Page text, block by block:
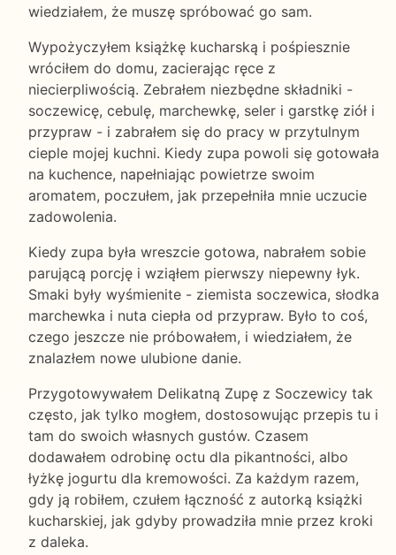
wiedziałem, że muszę spróbować go sam.
Wypożyczyłem książkę kucharską i pośpiesznie
wróciłem do domu, zacierając ręce z
niecierpliwością. Zebrałem niezbędne składniki -
soczewicę, cebulę, marchewkę, seler i garstkę ziół i
przypraw - i zabrałem się do pracy w przytulnym
cieple mojej kuchni. Kiedy zupa powoli się gotowała
na kuchence, napełniając powietrze swoim
aromatem, poczułem, jak przepełniła mnie uczucie
zadowolenia.
Kiedy zupa była wreszcie gotowa, nabrałem sobie
parującą porcję i wziąłem pierwszy niepewny łyk.
Smaki były wyśmienite - ziemista soczewica, słodka
marchewka i nuta ciepła od przypraw. Było to coś,
czego jeszcze nie próbowałem, i wiedziałem, że
znalazłem nowe ulubione danie.
Przygotowywałem Delikatną Zupę z Soczewicy tak
często, jak tylko mogłem, dostosowując przepis tu i
tam do swoich własnych gustów. Czasem
dodawałem odrobinę octu dla pikantności, albo
łyżkę jogurtu dla kremowości. Za każdym razem,
gdy ją robiłem, czułem łączność z autorką książki
kucharskiej, jak gdyby prowadziła mnie przez kroki
z daleka.